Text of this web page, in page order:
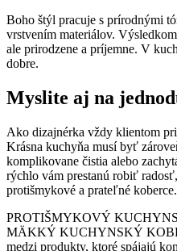
Boho štýl pracuje s prírodnými
vrstvením materiálov.
ale prirodzene a príjemne. V
dobre.
Myslite aj na
Ako dizajnérka vždy klientom
Krásna kuchyňa musí byť
komplikovane čistia alebo
rýchlo vám prestanú robiť
protišmykové a prateľné koberce.
PROTIŠMYKOVÝ
MÄKKÝ KUCHYNSKÝ
medzi produkty, ktoré spájajú